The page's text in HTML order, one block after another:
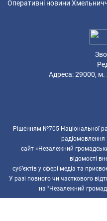
Оперативні новини
Адреса: 29000, м.
Рішенням №705 Національної
радіомовлення
сайт «Незалежний
відомості
суб’єктів у сфері медіа та
У разі повного чи часткового
на "Незалежний